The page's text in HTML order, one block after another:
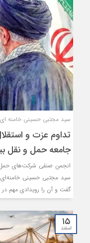
سید مجتبی حسینی خامنه ای
تداوم عزت و
جامعه حمل و نقل
انجمن صنفی شرکت‌های حمل
سید مجتبی حسینی خامنه‌ای
گفت و آن را رویدادی مهم
۱۵
اسفند